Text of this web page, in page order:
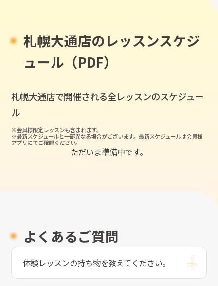
札幌大通店のレッスンスケジ
ュール（PDF）
札幌大通店で開催される全レッスンのスケジュー
ル
※会員様限定レッスンも含まれます。
※最新スケジュールと一部異なる場合がございます。最新スケジュールは会員様
アプリにてご確認ください。
ただいま準備中です。
よくあるご質問
体験レッスンの持ち物を教えてください。